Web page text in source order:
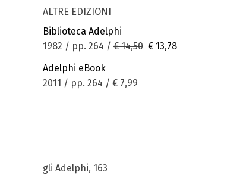
ALTRE EDIZIONI
Biblioteca Adelphi
1982 / pp. 264 / € 14,50 € 13,78
Adelphi eBook
2011 / pp. 264 / € 7,99
gli Adelphi, 163